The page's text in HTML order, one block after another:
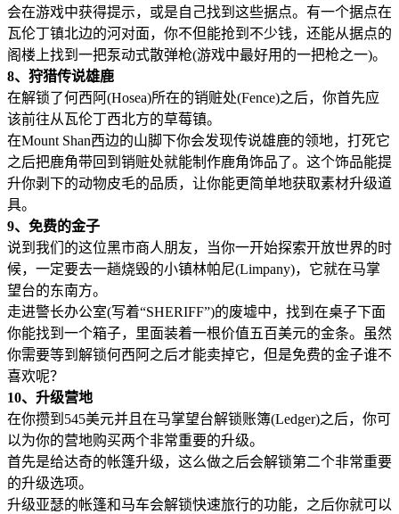
会在游戏中获得提示，或是自己找到这些据点。有一个据点在
瓦伦丁镇北边的河对面，你不但能抢到不少钱，还能从据点的
阁楼上找到一把泵动式散弹枪(游戏中最好用的一把枪之一)。
8、狩猎传说雄鹿
在解锁了何西阿(Hosea)所在的销赃处(Fence)之后，你首先应
该前往从瓦伦丁西北方的草莓镇。
在Mount Shan西边的山脚下你会发现传说雄鹿的领地，打死它
之后把鹿角带回到销赃处就能制作鹿角饰品了。这个饰品能提
升你剥下的动物皮毛的品质，让你能更简单地获取素材升级道
具。
9、免费的金子
说到我们的这位黑市商人朋友，当你一开始探索开放世界的时
候，一定要去一趟烧毁的小镇林帕尼(Limpany)，它就在马掌
望台的东南方。
走进警长办公室(写着“SHERIFF”)的废墟中，找到在桌子下面
你能找到一个箱子，里面装着一根价值五百美元的金条。虽然
你需要等到解锁何西阿之后才能卖掉它，但是免费的金子谁不
喜欢呢？
10、升级营地
在你攒到545美元并且在马掌望台解锁账簿(Ledger)之后，你可
以为你的营地购买两个非常重要的升级。
首先是给达奇的帐篷升级，这么做之后会解锁第二个非常重要
的升级选项。
升级亚瑟的帐篷和马车会解锁快速旅行的功能，之后你就可以